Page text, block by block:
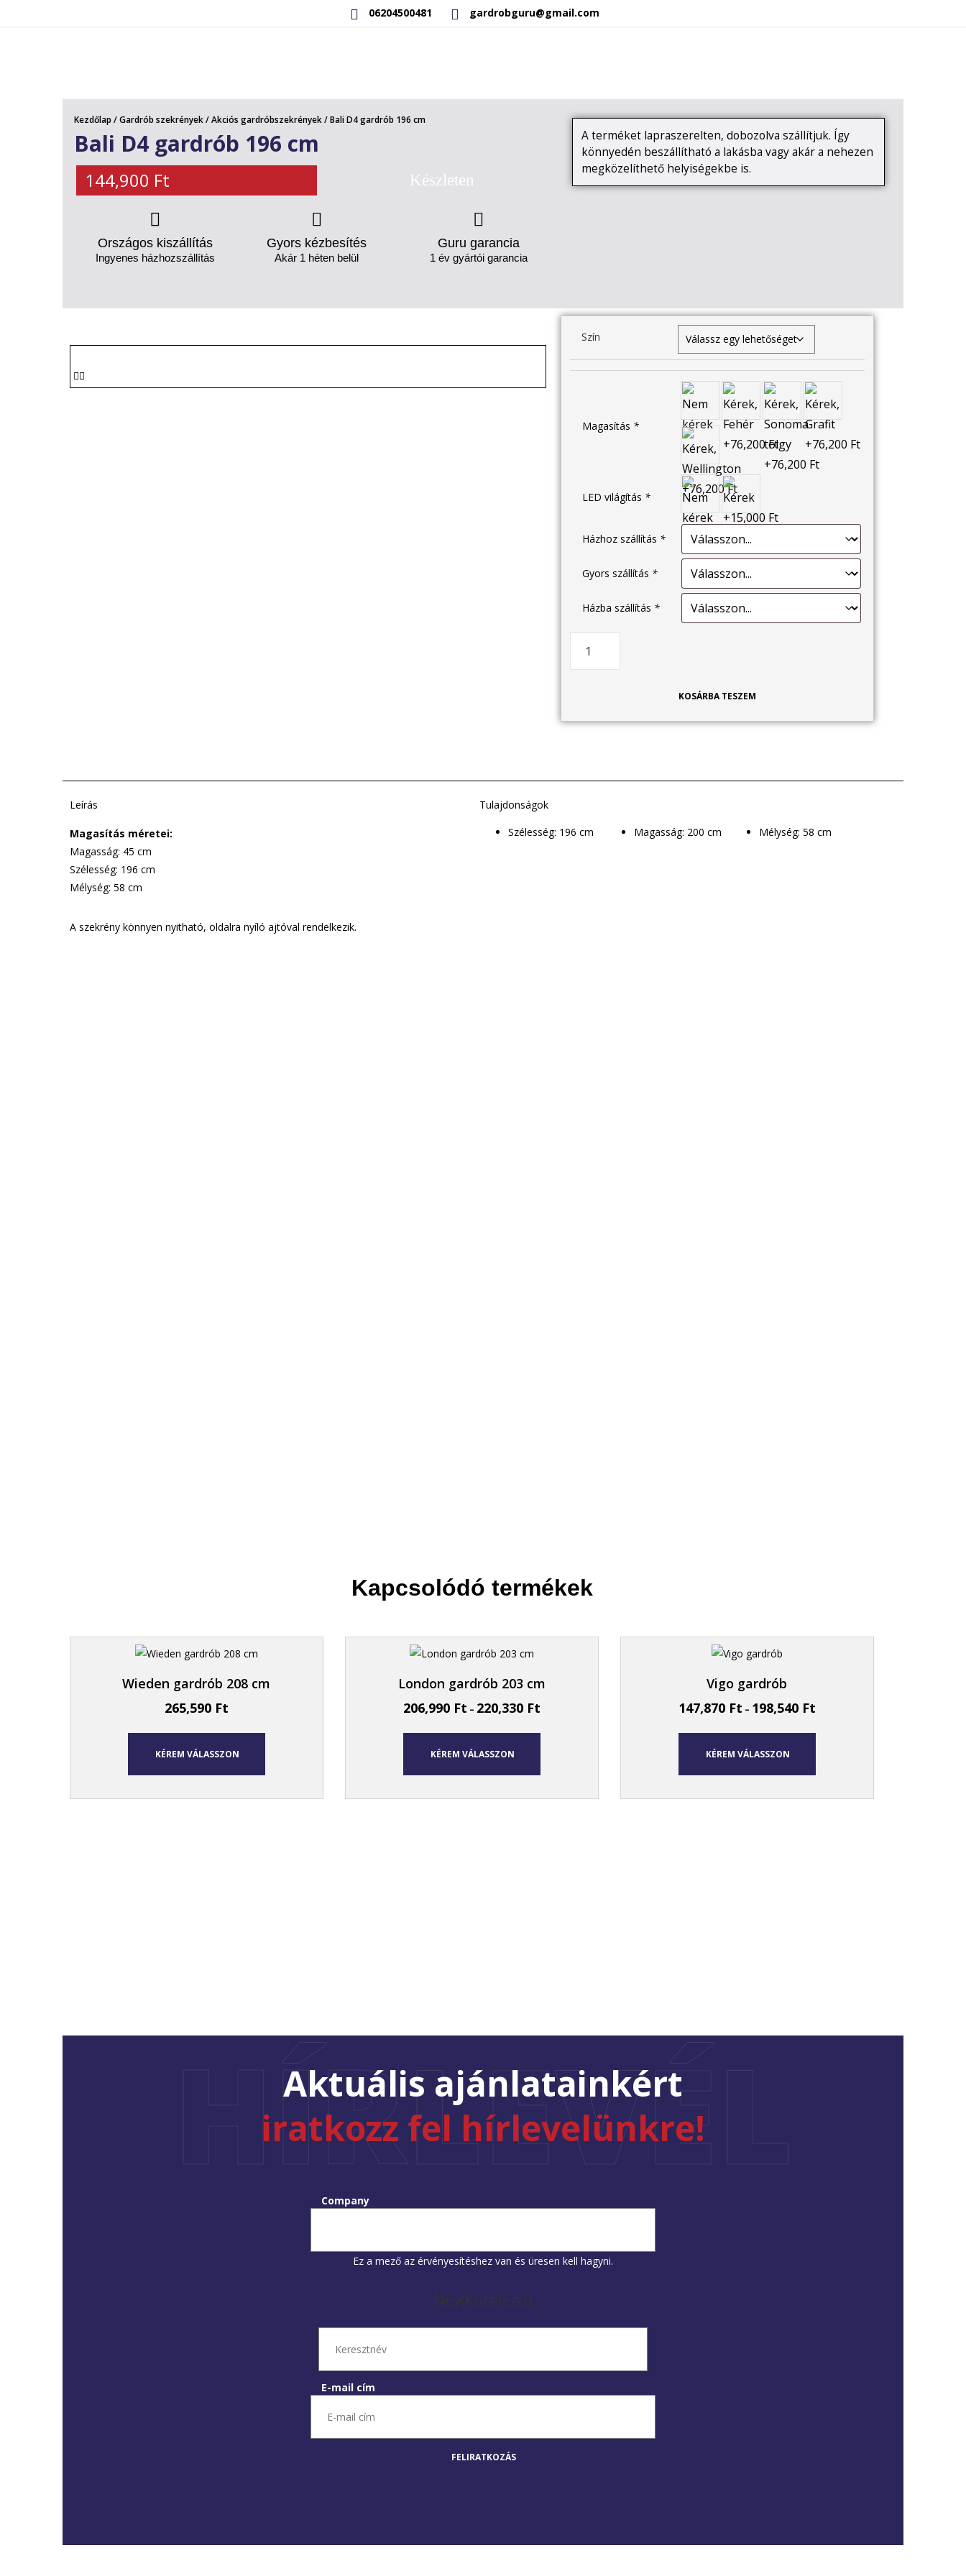
06204500481 gardrobguru@gmail.com
Kezdőlap /Gardrób szekrények/Akciós gardróbszekrények/ Bali D4 gardrób 196 cm
Bali D4 gardrób 196 cm
144,900 Ft Készleten
Országos kiszállítás
Ingyenes házhozszállítás
Gyors kézbesítés
Akár 1 héten belül
Guru garancia
1 év gyártói garancia
A terméket lapraszerelten, dobozolva szállítjuk. Így
könnyedén beszállítható a lakásba vagy akár a nehezen
megközelíthető helyiségekbe is.
Szín
Magasítás *
LED világítás *
Házhoz szállítás *
Gyors szállítás *
Házba szállítás *
KOSÁRBA TESZEM
Leírás
Magasítás méretei:
Magasság: 45 cm
Szélesség: 196 cm
Mélység: 58 cm
A szekrény könnyen nyitható, oldalra nyíló ajtóval rendelkezik.
Tulajdonságok
Szélesség: 196 cm
Magasság: 200 cm Mélység: 58 cm
Kapcsolódó termékek
Wieden gardrób 208 cm
265,590 Ft
KÉREM VÁLASSZON
London gardrób 203 cm
206,990 Ft – 220,330 Ft
KÉREM VÁLASSZON
Vigo gardrób
147,870 Ft – 198,540 Ft
KÉREM VÁLASSZON
HÍRLEVÉL
Aktuális ajánlatainkért
iratkozz fel hírlevelünkre!
Company
Ez a mező az érvényesítéshez van és üresen kell hagyni.
Név(Kötelező)
E-mail cím